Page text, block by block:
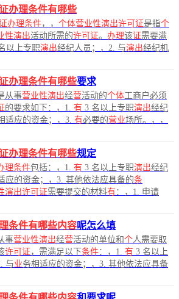
办理条件有哪些
办理条件，， 个体营业性演出许可证是指个
性演出活动所需的许可证。 办理该证需要满
以上专职演出经纪人员；，2. 与演出经纪机
办理条件有哪些要求
从事营业性演出经营活动的个体工商户必须
的要求如下：，1. 有 3 名以上专职演出经纪
适应的资金；，3. 有必要的营业场所。，，
办理条件有哪些规定
理条件包括：，1. 有 3 名以上专职演出经纪
应的资金；，3. 其他依法应具备的条
演出许可证需要提交的材料有：，1. 申请
条件有哪些内容呢怎么填
事营业性演出经营活动的单位和个人需要取
许可证 ，需满足以下条件：，1. 有 3 名以上
与业务相适应的资金；，3. 其他依法应具备